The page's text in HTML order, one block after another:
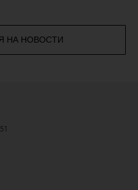
НА НОВОСТИ